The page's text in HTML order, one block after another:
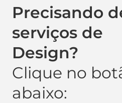
Precisando
serviços de
Design?
Clique no
abaixo: